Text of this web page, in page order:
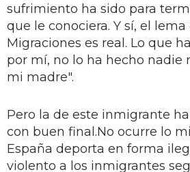
sufrimiento ha sido para
que le conociera. Y sí, el
Migraciones es real. Lo que
por mí, no lo ha hecho nadie
mi madre".
Pero la de este inmigrante
con buen final.No ocurre lo
España deporta en forma
violento a los inmigrantes